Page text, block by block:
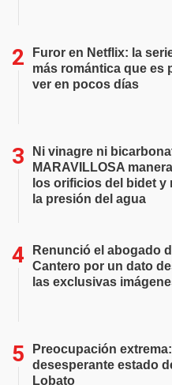
Furor en Netflix: la
más romántica que es
ver en pocos días
Ni vinagre ni
MARAVILLOSA
los orificios del bidet y
la presión del agua
Renunció el abogado
Cantero por un dato
las exclusivas
Preocupación extrema:
desesperante estado
Lobato